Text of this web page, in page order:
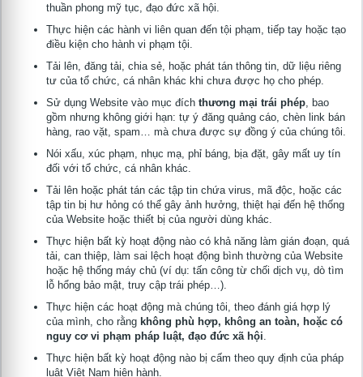
thuần phong mỹ tục, đạo đức xã hội.
Thực hiện các hành vi liên quan đến tội phạm, tiếp tay hoặc tạo
điều kiện cho hành vi phạm tội.
Tải lên, đăng tải, chia sẻ, hoặc phát tán thông tin, dữ liệu riêng
tư của tổ chức, cá nhân khác khi chưa được họ cho phép.
Sử dụng Website vào mục đích thương mại trái phép , bao
gồm nhưng không giới hạn: tự ý đăng quảng cáo, chèn link bán
hàng, rao vặt, spam… mà chưa được sự đồng ý của chúng tôi.
Nói xấu, xúc phạm, nhục mạ, phỉ báng, bịa đặt, gây mất uy tín
đối với tổ chức, cá nhân khác.
Tải lên hoặc phát tán các tập tin chứa virus, mã độc, hoặc các
tập tin bị hư hỏng có thể gây ảnh hưởng, thiệt hại đến hệ thống
của Website hoặc thiết bị của người dùng khác.
Thực hiện bất kỳ hoạt động nào có khả năng làm gián đoạn, quá
tải, can thiệp, làm sai lệch hoạt động bình thường của Website
hoặc hệ thống máy chủ (ví dụ: tấn công từ chối dịch vụ, dò tìm
lỗ hổng bảo mật, truy cập trái phép…).
Thực hiện các hoạt động mà chúng tôi, theo đánh giá hợp lý
của mình, cho rằng không phù hợp, không an toàn, hoặc có
nguy cơ vi phạm pháp luật, đạo đức xã hội
Thực hiện bất kỳ hoạt động nào bị cấm theo quy định của pháp
luật Việt Nam hiện hành.